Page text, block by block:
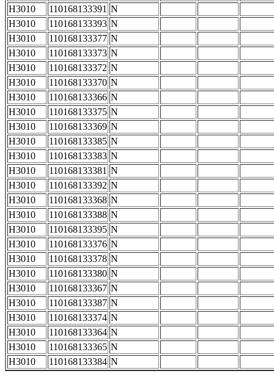
H3010
110168133391 N
H3010
110168133393 N
H3010
110168133377 N
H3010
110168133373 N
H3010
110168133372 N
H3010
110168133370 N
H3010
110168133366 N
H3010
110168133375 N
H3010
110168133369 N
H3010
110168133385 N
H3010
110168133383 N
H3010
110168133381 N
H3010
110168133392 N
H3010
110168133368 N
H3010
110168133388 N
H3010
110168133395 N
H3010
110168133376 N
H3010
110168133378 N
H3010
110168133380 N
H3010
110168133367 N
H3010
110168133387 N
H3010
110168133374 N
H3010
110168133364 N
H3010
110168133365 N
H3010
110168133384 N